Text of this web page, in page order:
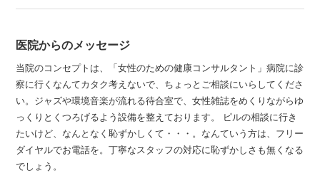
医院からのメッセージ
当院のコンセプトは、「女性のための健康コンサルタント」病院に診
察に行くなんてカタク考えないで、ちょっとご相談にいらしてくださ
い。ジャズや環境音楽が流れる待合室で、女性雑誌をめくりながらゆ
っくりとくつろげるよう設備を整えております。 ピルの相談に行き
たいけど、なんとなく恥ずかしくて・・・。なんていう方は、フリー
ダイヤルでお電話を。丁寧なスタッフの対応に恥ずかしさも無くなる
でしょう。